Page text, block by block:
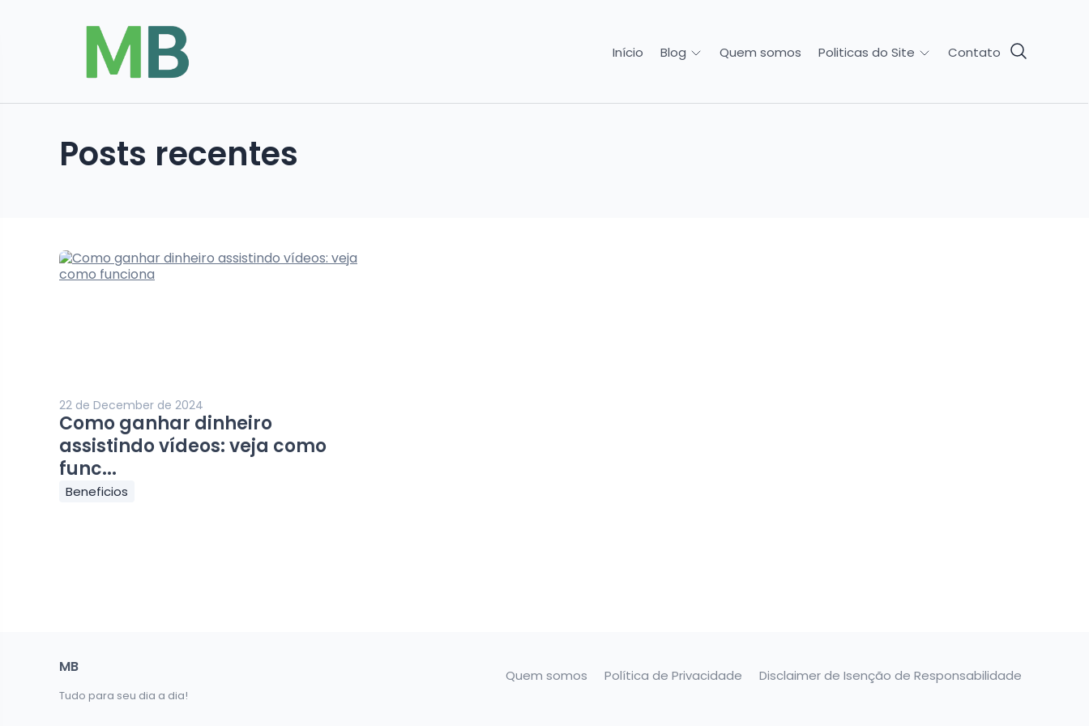
Início Blog Quem somos Politicas do Site Contato
Posts recentes
22 de December de 2024
Como ganhar dinheiro
assistindo vídeos: veja como
func...
Beneficios
MB
Tudo para seu dia a dia!
Quem somos Política de Privacidade Disclaimer de Isenção de Responsabilidade